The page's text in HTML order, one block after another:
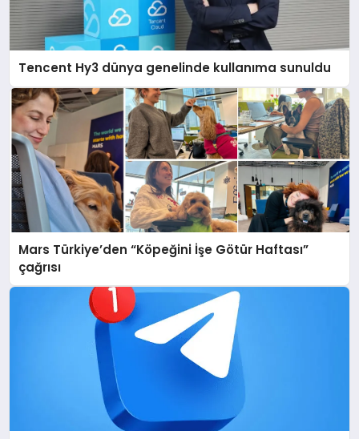
Tencent Hy3 dünya genelinde kullanıma sunuldu
Mars Türkiye’den “Köpeğini İşe Götür Haftası”
çağrısı